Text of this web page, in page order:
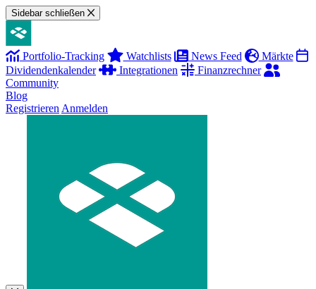
Sidebar schließen
Portfolio-Tracking Watchlists News Feed
Märkte
Dividendenkalender
Integrationen
Finanzrechner
Community
Blog
Registrieren Anmelden